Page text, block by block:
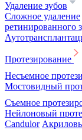
Удаление зубов
Сложное удаление
ретинированного
Протезирование
Несъемное
Мостовидный
Съемное
Нейлоновый
Candulor